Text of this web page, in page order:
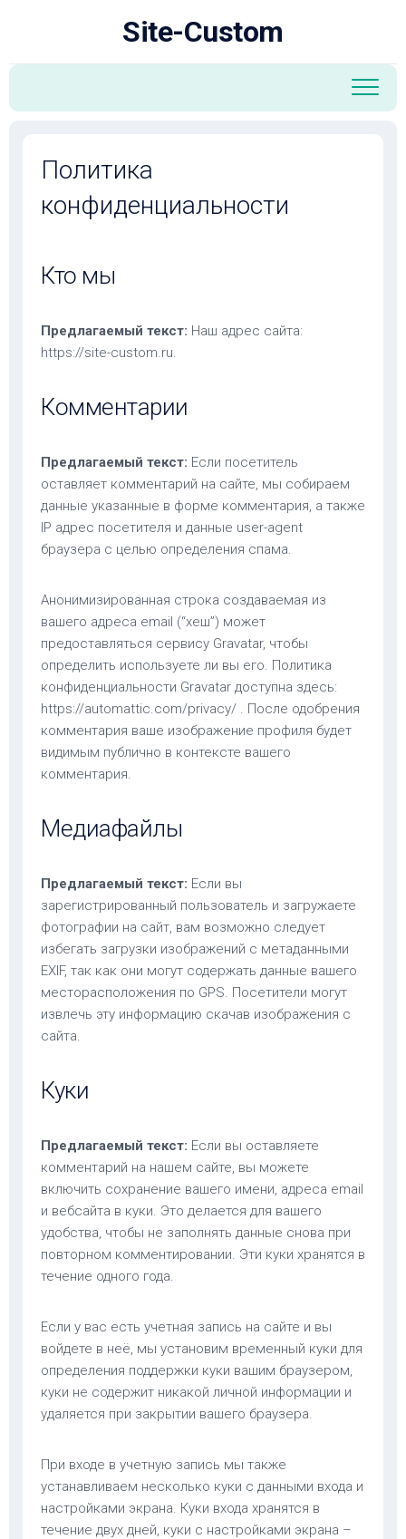
Site-Custom
Политика
конфиденциальности
Кто мы
Предлагаемый текст: Наш адрес сайта:
https://site-custom.ru.
Комментарии
Предлагаемый текст: Если посетитель
оставляет комментарий на сайте, мы собираем
данные указанные в форме комментария, а также
IP адрес посетителя и данные user-agent
браузера с целью определения спама.
Анонимизированная строка создаваемая из
вашего адреса email (“хеш”) может
предоставляться сервису Gravatar, чтобы
определить используете ли вы его. Политика
конфиденциальности Gravatar доступна здесь:
https://automattic.com/privacy/ . После одобрения
комментария ваше изображение профиля будет
видимым публично в контексте вашего
комментария.
Медиафайлы
Предлагаемый текст: Если вы
зарегистрированный пользователь и загружаете
фотографии на сайт, вам возможно следует
избегать загрузки изображений с метаданными
EXIF, так как они могут содержать данные вашего
месторасположения по GPS. Посетители могут
извлечь эту информацию скачав изображения с
сайта.
Куки
Предлагаемый текст: Если вы оставляете
комментарий на нашем сайте, вы можете
включить сохранение вашего имени, адреса email
и вебсайта в куки. Это делается для вашего
удобства, чтобы не заполнять данные снова при
повторном комментировании. Эти куки хранятся в
течение одного года.
Если у вас есть учетная запись на сайте и вы
войдете в неё, мы установим временный куки для
определения поддержки куки вашим браузером,
куки не содержит никакой личной информации и
удаляется при закрытии вашего браузера.
При входе в учетную запись мы также
устанавливаем несколько куки с данными входа и
настройками экрана. Куки входа хранятся в
течение двух дней, куки с настройками экрана –